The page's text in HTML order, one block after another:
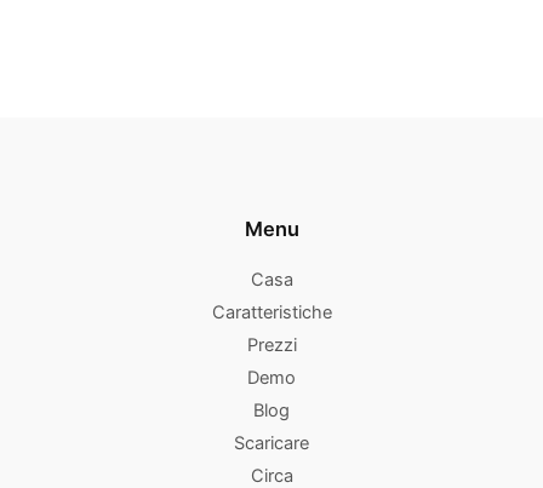
Menu
Casa
Caratteristiche
Prezzi
Demo
Blog
Scaricare
Circa